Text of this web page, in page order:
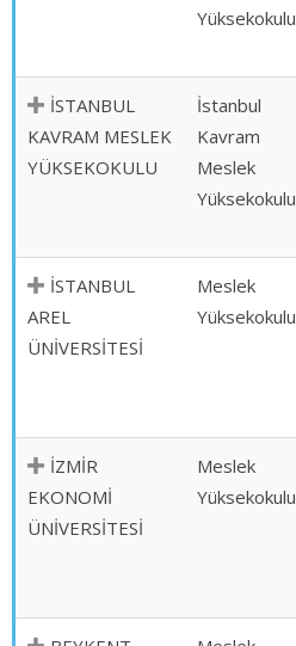
Yüksekokulu
İSTANBUL
KAVRAM MESLEK
YÜKSEKOKULU
İstanbul
Kavram
Meslek
Yüksekokulu
İSTANBUL
AREL
ÜNİVERSİTESİ
Meslek
Yüksekokulu
İZMİR
EKONOMİ
ÜNİVERSİTESİ
Meslek
Yüksekokulu